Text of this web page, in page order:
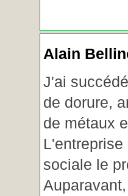
Alain
J'ai
de dorure,
de métaux
sociale le